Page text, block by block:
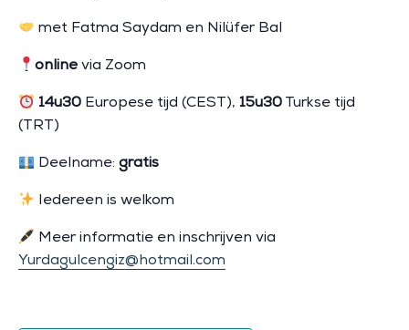
met Fatma Saydam en Nilüfer Bal
onlinevia Zoom
14u30 Europese tijd (CEST), 15u30 Turkse tijd
(TRT)
Deelname: gratis
Iedereen is welkom
Meer informatie en inschrijven via
Yurdagulcengiz@hotmail.com